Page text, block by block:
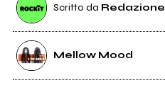
Scritto da Redazione
Mellow Mood